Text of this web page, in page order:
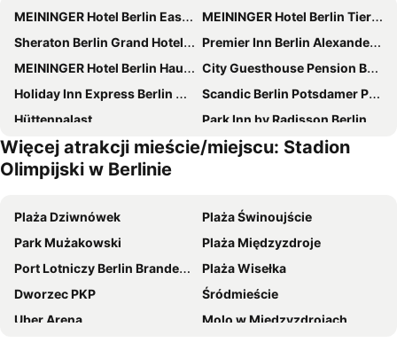
MEININGER Hotel Berlin East Side Gallery
MEININGER Hotel Berlin Tiergarten
Sheraton Berlin Grand Hotel Esplanade
Premier Inn Berlin Alexanderplatz hotel
MEININGER Hotel Berlin Hauptbahnhof
City Guesthouse Pension Berlin
Holiday Inn Express Berlin City Centre By Ihg
Scandic Berlin Potsdamer Platz
Hüttenpalast
Park Inn by Radisson Berlin Alexanderplatz
Hotel Berlin Lichtenberg
Eurostars Berlin
NH Berlin Alexanderplatz
InterContinental Berlin by IHG
a&o Berlin Kolumbus
Bristol Berlin, Vignette Collection by IHG
Novotel Berlin Mitte
INNSiDE by Meliá Berlin Mitte
Hotel Berlin, Berlin, a member of Radisson Individuals
Premier Inn Berlin City Centre
MEININGER Hotel Berlin Alexanderplatz
a&o Berlin Mitte
IntercityHotel Berlin Hauptbahnhof
Więcej atrakcji mieście/miejscu: Stadion
Olimpijski w Berlinie
Plaża Dziwnówek
Plaża Świnoujście
Park Mużakowski
Plaża Międzyzdroje
Port Lotniczy Berlin Brandenburg
Plaża Wisełka
Dworzec PKP
Śródmieście
Uber Arena
Molo w Międzyzdrojach